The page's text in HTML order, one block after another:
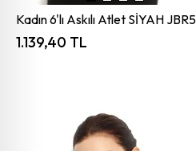
1.139,40 TL